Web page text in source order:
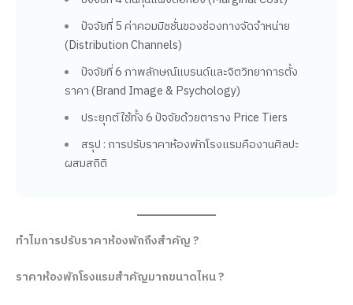
ปัจจัยที่ 5 ค่าคอมมิชชั่นของช่องทางจัดจำหน่าย
(Distribution Channels)
ปัจจัยที่ 6 ภาพลักษณ์แบรนด์และจิตวิทยาการตั้ง
ราคา (Brand Image & Psychology)
ประยุกต์ใช้ทั้ง 6 ปัจจัยด้วยตาราง Price Tiers
สรุป : การปรับราคาห้องพักโรงแรมคืองานศิลปะ
ผสมสถิติ
ทำไมการปรับราคาห้องพักถึงสำคัญ ?
ราคาห้องพักโรงแรมสำคัญมากขนาดไหน ?